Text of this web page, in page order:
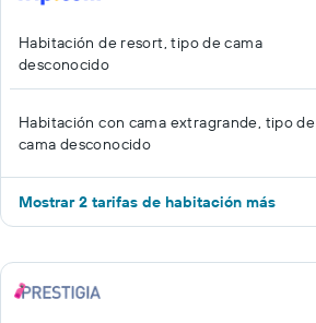
Habitación de resort, tipo de cama
desconocido
Habitación con cama extragrande, tipo de
cama desconocido
Mostrar 2 tarifas de habitación más